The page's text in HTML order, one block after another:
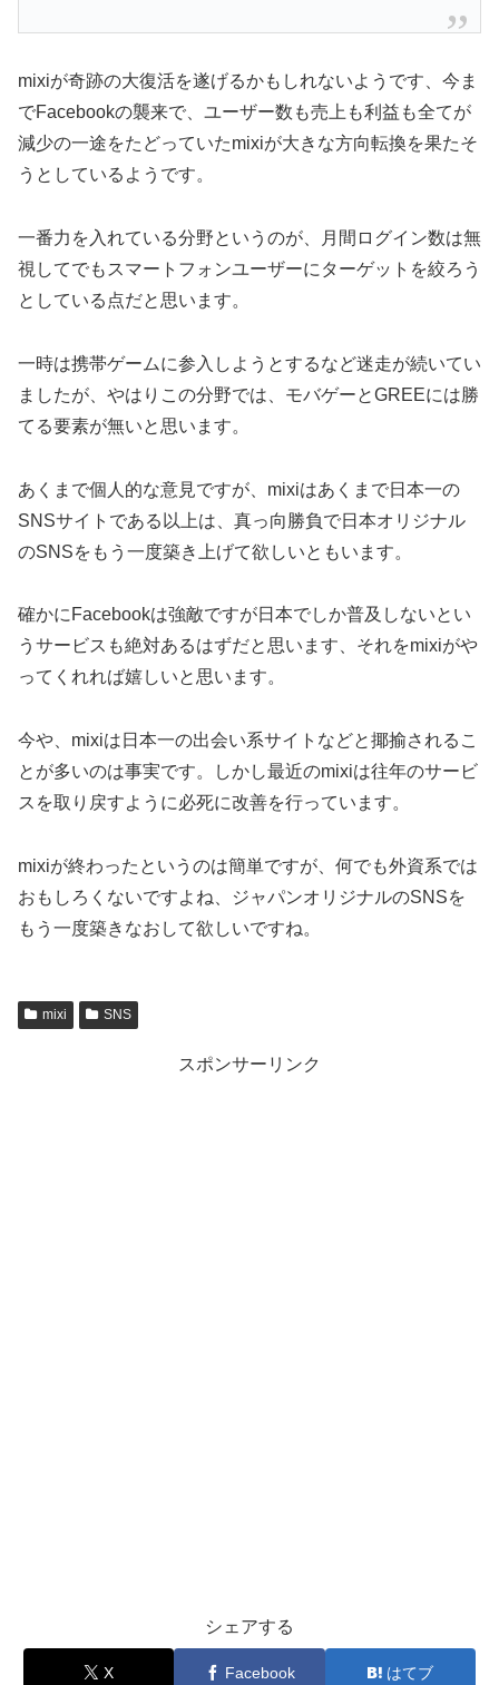
mixiが奇跡の大復活を遂げるかもしれないようです、今ま
でFacebookの襲来で、ユーザー数も売上も利益も全てが
減少の一途をたどっていたmixiが大きな方向転換を果たそ
うとしているようです。
一番力を入れている分野というのが、月間ログイン数は無
視してでもスマートフォンユーザーにターゲットを絞ろう
としている点だと思います。
一時は携帯ゲームに参入しようとするなど迷走が続いてい
ましたが、やはりこの分野では、モバゲーとGREEには勝
てる要素が無いと思います。
あくまで個人的な意見ですが、mixiはあくまで日本一の
SNSサイトである以上は、真っ向勝負で日本オリジナル
のSNSをもう一度築き上げて欲しいともいます。
確かにFacebookは強敵ですが日本でしか普及しないとい
うサービスも絶対あるはずだと思います、それをmixiがや
ってくれれば嬉しいと思います。
今や、mixiは日本一の出会い系サイトなどと揶揄されるこ
とが多いのは事実です。しかし最近のmixiは往年のサービ
スを取り戻すように必死に改善を行っています。
mixiが終わったというのは簡単ですが、何でも外資系では
おもしろくないですよね、ジャパンオリジナルのSNSを
もう一度築きなおして欲しいですね。
mixi SNS
スポンサーリンク
シェアする
X Facebook はてブ